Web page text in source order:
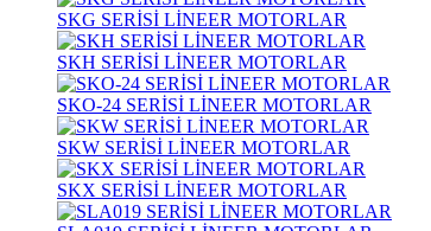
SKG SERİSİ LİNEER MOTORLAR
SKH SERİSİ LİNEER MOTORLAR
SKO-24 SERİSİ LİNEER MOTORLAR
SKW SERİSİ LİNEER MOTORLAR
SKX SERİSİ LİNEER MOTORLAR